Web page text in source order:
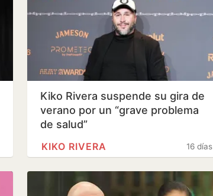
Kiko Rivera suspende su gira de
verano por un “grave problema
de salud”
16 días
KIKO RIVERA